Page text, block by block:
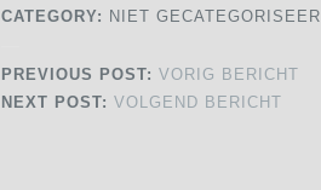
CATEGORY: NIET
PREVIOUS POST: VORIG BERICHT
NEXT POST: VOLGEND BERICHT